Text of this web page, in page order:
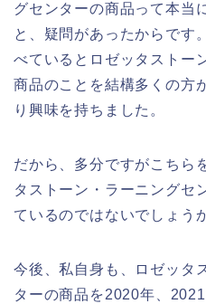
グセンターの商品って本当
と、疑問があったからです
べているとロゼッタストー
商品のことを結構多くの方
り興味を持ちました。
だから、多分ですがこちら
タストーン・ラーニングセ
ているのではないでしょう
今後、私自身も、ロゼッタ
ターの商品を2020年、